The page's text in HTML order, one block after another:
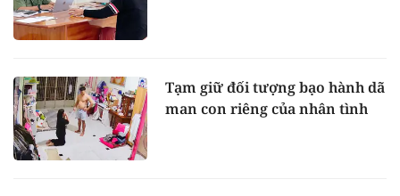
Tạm giữ đối tượng bạo hành dã
man con riêng của nhân tình